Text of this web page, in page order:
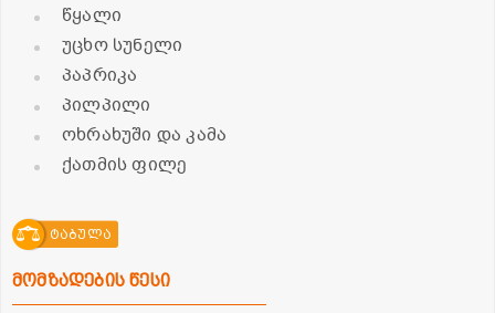
წყალი
უცხო სუნელი
პაპრიკა
პილპილი
ოხრახუში და კამა
ქათმის ფილე
ტაბულა
მომზადების წესი